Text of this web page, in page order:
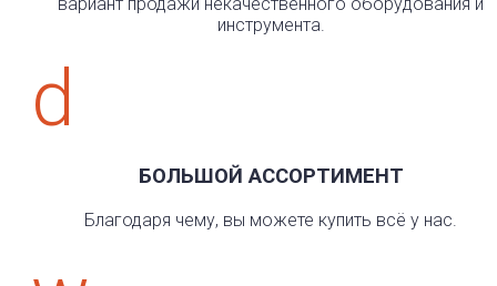
инструмента.
d
БОЛЬШОЙ АССОРТИМЕНТ
Благодаря чему, вы можете купить всё у нас.